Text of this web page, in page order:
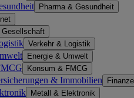
Pharma & Gesundheit
Gesellschaft
Verkehr & Logistik
Energie & Umwelt
Konsum & FMCG
& Immobilien
Metall & Elektronik